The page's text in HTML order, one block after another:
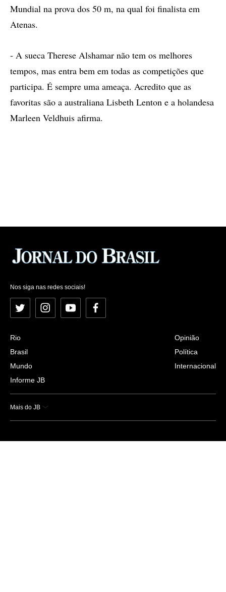
Mundial na prova dos 50 m, na qual foi finalista em
Atenas.
- A sueca Therese Alshamar não tem os melhores
tempos, mas entra bem em todas as competições que
participa. É sempre uma ameaça. Acredito que as
favoritas são a australiana Lisbeth Lenton e a holandesa
Marleen Veldhuis afirma.
Nos siga nas redes sociais!
Twitter InstagramYouTubeFacebook
Rio
Brasil
Mundo
Informe JB
Opinião
Política
Internacional
Mais do JB
Esportes